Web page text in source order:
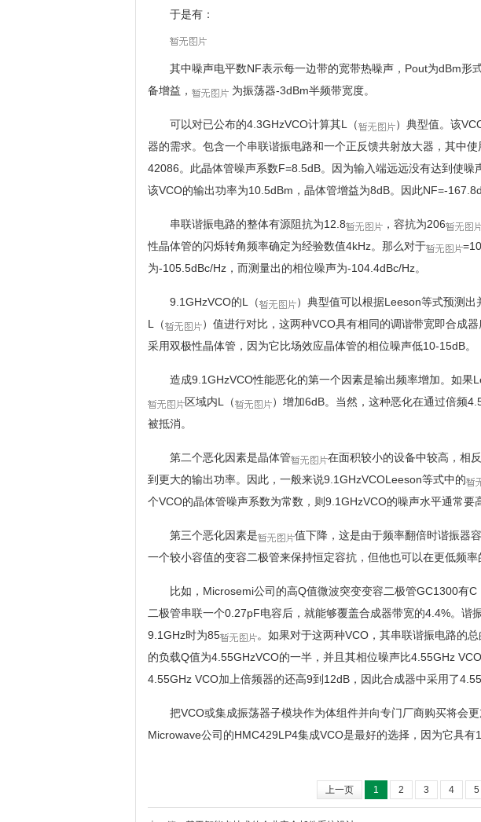
于是有：
其中噪声电平数NF表示每一边带的宽带热噪声，Pout为dBm形
备增益，
为振荡器-3dBm半频带宽度。
可以对已公布的4.3GHzVCO计算其L（
）典型值。该
器的需求。包含一个串联谐振电路和一个正反馈共射放大器，其中
42086。此晶体管噪声系数F=8.5dB。因为输入端远远没有达到使噪
该VCO的输出功率为10.5dBm，晶体管增益为8dB。因此NF=-
串联谐振电路的整体有源阻抗为12.8 ，容抗为206
性晶体管的闪烁转角频率确定为经验数值4kHz。那么对于
为-105.5dBc/Hz，而测量出的相位噪声为-104.4dBc/Hz。
9.1GHzVCO的L（
）典型值可以根据Leeson等式预测
L（
）值进行对比，这两种VCO具有相同的调谐带宽即合成
采用双极性晶体管，因为它比场效应晶体管的相位噪声低10-15dB。
造成9.1GHzVCO性能恶化的第一个因素是输出频率增加。如果
区域内L（
）增加6dB。当然，这种恶化在通过倍频
被抵消。
第二个恶化因素是晶体管
在面积较小的设备中较高，相
到更大的输出功率。因此，一般来说9.1GHzVCOLeeson等式中的
个VCO的晶体管噪声系数为常数，则9.1GHzVCO的噪声水平通常要
第三个恶化因素是
值下降，这是由于频率翻倍时谐振器
一个较小容值的变容二极管来保持恒定容抗，但他也可以在更低频率
比如，Microsemi公司的高Q值微波突变变容二极管GC1300有
二极管串联一个0.27pF电容后，就能够覆盖合成器带宽的4.4%。谐
9.1GHz时为85
。如果对于这两种VCO，其串联谐振电路的
的负载Q值为4.55GHzVCO的一半，并且其相位噪声比4.55GHz
4.55GHz VCO加上倍频器的还高9到12dB，因此合成器中采用了
把VCO或集成振荡器子模块作为体组件并向专门厂商购买将会
Microwave公司的HMC429LP4集成VCO是最好的选择，因为它具
上一页 1 2 3 4 5